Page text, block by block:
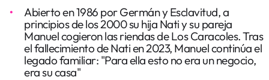
Abierto en 1986 por Germán y Esclavitud, a
principios de los 2000 su hija Nati y su pareja
Manuel cogieron las riendas de Los Caracoles. Tras
el fallecimiento de Nati en 2023, Manuel continúa el
legado familiar: "Para ella esto no era un negocio,
era su casa"